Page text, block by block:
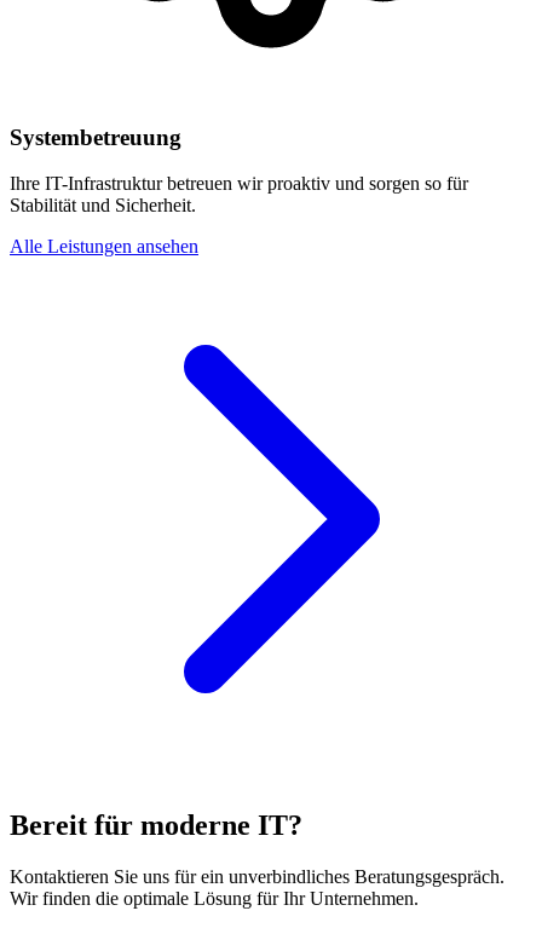
Systembetreuung
Ihre IT-Infrastruktur betreuen wir proaktiv und sorgen so für
Stabilität und Sicherheit.
Alle Leistungen ansehen
Bereit für moderne IT?
Kontaktieren Sie uns für ein unverbindliches Beratungsgespräch.
Wir finden die optimale Lösung für Ihr Unternehmen.